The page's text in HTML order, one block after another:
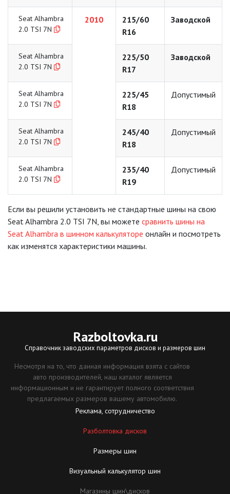
Seat Alhambra
2.0 TSI 7N
2010
215/60
R16
Заводской
Seat Alhambra
2.0 TSI 7N
225/50
R17
Заводской
Seat Alhambra
2.0 TSI 7N
225/45
R18
Допустимый
Seat Alhambra
2.0 TSI 7N
245/40
R18
Допустимый
Seat Alhambra
2.0 TSI 7N
235/40
R19
Допустимый
Если вы решили установить не стандартные шины на свою
Seat Alhambra 2.0 TSI 7N, вы можете сравнить шины на
Seat Alhambra в шинном калькуляторе онлайн и посмотреть
как изменятся характеристики машины.
Razboltovka.ru
Справочник заводских параметров дисков и размеров шин
Несмотря на то, что данная информация взята с сайтов
авто производителей, наш каталог является
информационным и не гарантирует полного соответствия
предлагаемых размеров вашему автомобилю.
Реклама, сотрудничество
Разболтовка дисков
Размеры шин
Визуальный калькулятор шин
Магазины шин\дисков